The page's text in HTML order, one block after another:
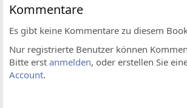
Kommentare
Es gibt keine Kommentare zu diesem
Nur registrierte Benutzer können
Bitte erst anmelden, oder erstellen Sie
Account.